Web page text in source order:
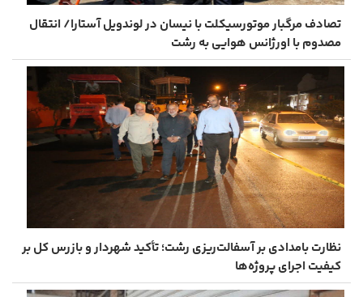
تصادف مرگبار موتورسیکلت با نیسان در لوندویل آستارا/ انتقال
مصدوم با اورژانس هوایی به رشت
نظارت بامدادی بر آسفالت‌ریزی رشت؛ تأکید شهردار و بازرس کل بر
کیفیت اجرای پروژه‌ها